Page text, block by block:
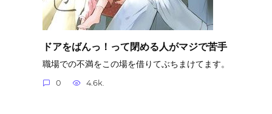
ドアをばんっ！って閉める人がマジで苦手
職場での不満をこの場を借りてぶちまけてます。
0 4.6k.